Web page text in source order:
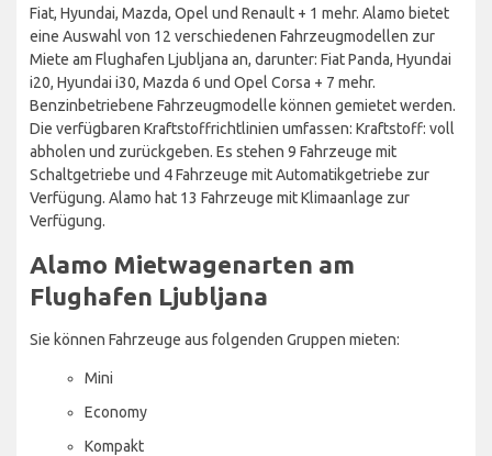
Fiat, Hyundai, Mazda, Opel und Renault + 1 mehr. Alamo bietet
eine Auswahl von 12 verschiedenen Fahrzeugmodellen zur
Miete am Flughafen Ljubljana an, darunter: Fiat Panda, Hyundai
i20, Hyundai i30, Mazda 6 und Opel Corsa + 7 mehr.
Benzinbetriebene Fahrzeugmodelle können gemietet werden.
Die verfügbaren Kraftstoffrichtlinien umfassen: Kraftstoff: voll
abholen und zurückgeben. Es stehen 9 Fahrzeuge mit
Schaltgetriebe und 4 Fahrzeuge mit Automatikgetriebe zur
Verfügung. Alamo hat 13 Fahrzeuge mit Klimaanlage zur
Verfügung.
Alamo Mietwagenarten am
Flughafen Ljubljana
Sie können Fahrzeuge aus folgenden Gruppen mieten:
Mini
Economy
Kompakt